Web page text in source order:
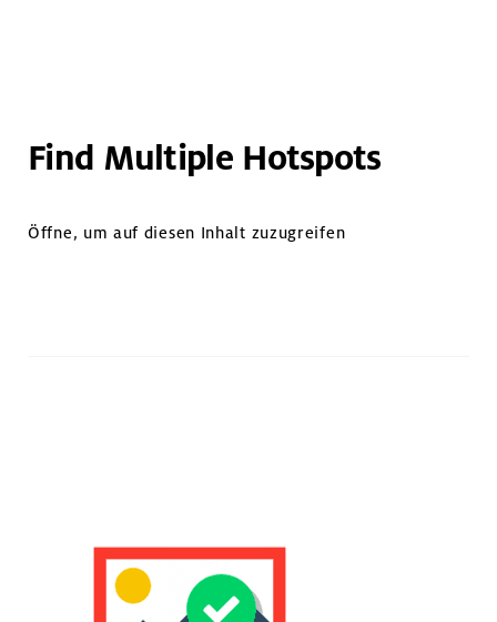
Find Multiple Hotspots
Öffne, um auf diesen Inhalt zuzugreifen